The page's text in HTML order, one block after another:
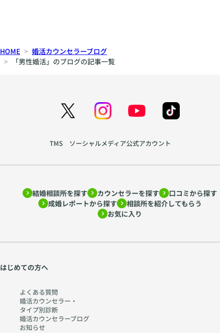
の
方
ラ
ー
心
学
~
w
HOME
婚活カウンセラーブログ
「男性婚活」のブログの記事一覧
TMS ソーシャルメディア公式アカウント
結婚相談所を探す カウンセラーを探す
口コミから探す
成婚レポートから探す
相談所を紹介してもらう
お気に入り
はじめての方へ
よくある質問
婚活カウンセラー・
タイプ別診断
婚活カウンセラーブログ
お知らせ